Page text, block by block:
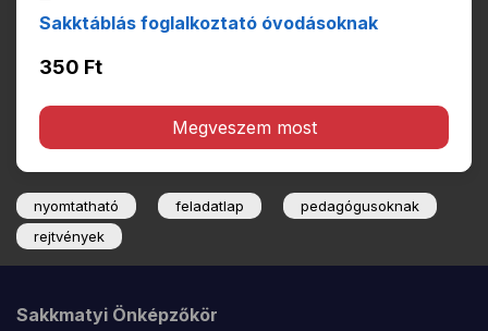
Sakktáblás foglalkoztató óvodásoknak
350 Ft
Megveszem most
nyomtatható feladatlap
pedagógusoknak
rejtvények
Sakkmatyi Önképzőkör